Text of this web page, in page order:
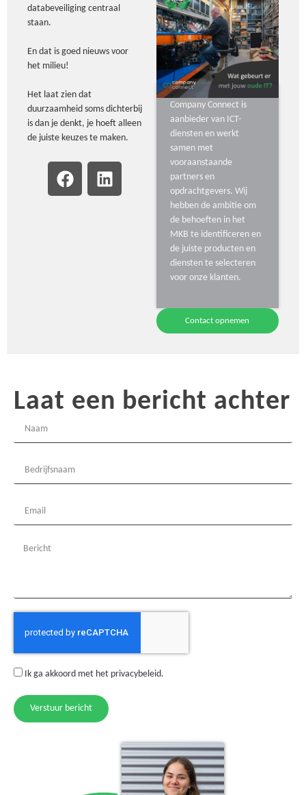
databeveiliging centraal
staan.
En dat is goed nieuws voor
het milieu!
Het laat zien dat
duurzaamheid soms dichterbij
is dan je denkt, je hoeft alleen
de juiste keuzes te maken.
Company Connect is
aanbieder van ICT-
diensten en werkt
samen met
vooraanstaande
partners en
opdrachtgevers. Wij
hebben de ambitie om
de behoeften in het
MKB te identificeren en
de juiste producten en
diensten te selecteren
voor onze klanten.
Contact opnemen
Laat een bericht achter
Ik ga akkoord met het privacybeleid.
Verstuur bericht